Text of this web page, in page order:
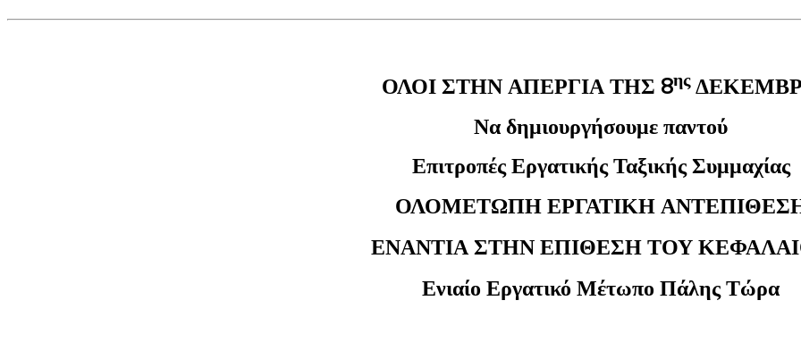
ΟΛΟΙ ΣΤΗΝ ΑΠΕΡΓΙΑ ΤΗΣ 8ης
Να δημιουργήσουμε παντού
Επιτροπές Εργατικής Ταξικής Συμμαχίας
ΟΛΟΜΕΤΩΠΗ ΕΡΓΑΤΙΚΗ
ΕΝΑΝΤΙΑ ΣΤΗΝ ΕΠΙΘΕΣΗ ΤΟΥ
Ενιαίο Εργατικό Μέτωπο Πάλης Τώρα